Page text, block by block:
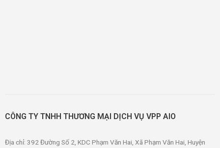
CÔNG TY TNHH THƯƠNG MẠI DỊCH VỤ VPP AIO
Địa chỉ: 392 Đường Số 2, KDC Phạm Văn Hai, Xã Phạm Văn Hai, Huyện